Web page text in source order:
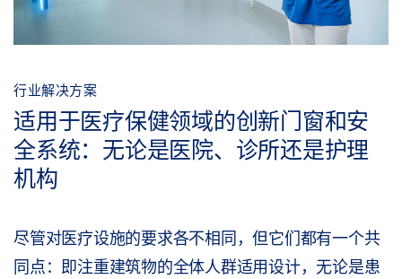
行业解决方案
适用于医疗保健领域的创新门窗和安
全系统：无论是医院、诊所还是护理
机构
尽管对医疗设施的要求各不相同，但它们都有一个共
同点：即注重建筑物的全体人群适用设计，无论是患